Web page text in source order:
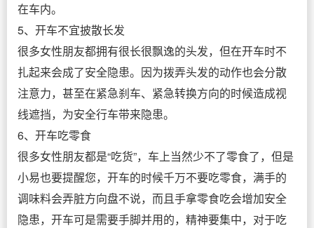
在车内。
5、开车不宜披散长发
很多女性朋友都拥有很长很飘逸的头发，但在开车时不
扎起来会成了安全隐患。因为拨弄头发的动作也会分散
注意力，甚至在紧急刹车、紧急转换方向的时候造成视
线遮挡，为安全行车带来隐患。
6、开车吃零食
很多女性朋友都是“吃货”，车上当然少不了零食了，但是
小易也要提醒您，开车的时候千万不要吃零食，满手的
调味料会弄脏方向盘不说，而且手拿零食吃会增加安全
隐患，开车可是需要手脚并用的，精神要集中，对于吃